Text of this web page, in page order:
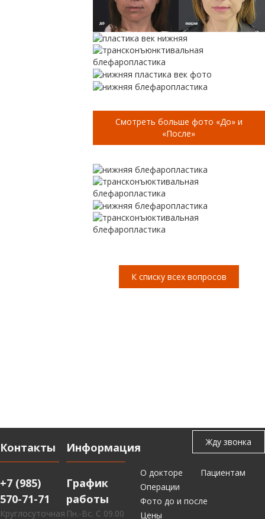
Смотреть больше фото «До» и
«После»
К списку всех вопросов
Контакты
+7 (985)
570-71-71
Круглосуточная
Информация
График
работы
Пн.-Вс. С 09.00
О докторе
Пациентам
Операции
Фото до и после
Цены